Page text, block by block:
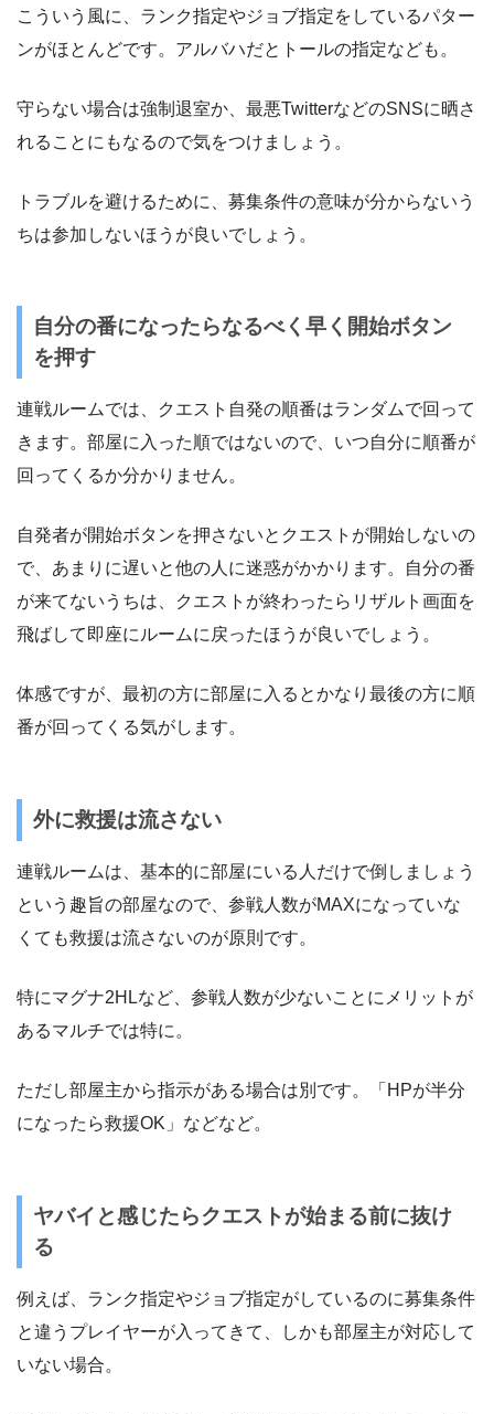
こういう風に、ランク指定やジョブ指定をしているパター
ンがほとんどです。アルバハだとトールの指定なども。
守らない場合は強制退室か、最悪TwitterなどのSNSに晒さ
れることにもなるので気をつけましょう。
トラブルを避けるために、募集条件の意味が分からないう
ちは参加しないほうが良いでしょう。
自分の番になったらなるべく早く開始ボタン
を押す
連戦ルームでは、クエスト自発の順番はランダムで回って
きます。部屋に入った順ではないので、いつ自分に順番が
回ってくるか分かりません。
自発者が開始ボタンを押さないとクエストが開始しないの
で、あまりに遅いと他の人に迷惑がかかります。自分の番
が来てないうちは、クエストが終わったらリザルト画面を
飛ばして即座にルームに戻ったほうが良いでしょう。
体感ですが、最初の方に部屋に入るとかなり最後の方に順
番が回ってくる気がします。
外に救援は流さない
連戦ルームは、基本的に部屋にいる人だけで倒しましょう
という趣旨の部屋なので、参戦人数がMAXになっていな
くても救援は流さないのが原則です。
特にマグナ2HLなど、参戦人数が少ないことにメリットが
あるマルチでは特に。
ただし部屋主から指示がある場合は別です。「HPが半分
になったら救援OK」などなど。
ヤバイと感じたらクエストが始まる前に抜け
る
例えば、ランク指定やジョブ指定がしているのに募集条件
と違うプレイヤーが入ってきて、しかも部屋主が対応して
いない場合。